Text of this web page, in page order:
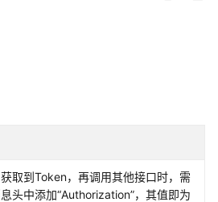
取到Token，再调用其他接口时，需
头中添加“Authorization”，其值即为